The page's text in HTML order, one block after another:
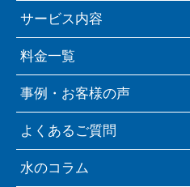
サービス内容
料金一覧
事例・お客様の声
よくあるご質問
水のコラム